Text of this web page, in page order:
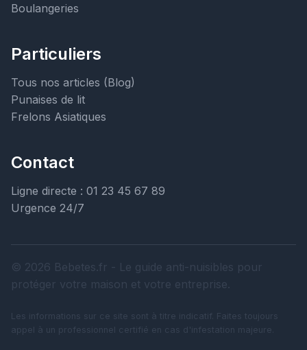
Boulangeries
Particuliers
Tous nos articles (Blog)
Punaises de lit
Frelons Asiatiques
Contact
Ligne directe : 01 23 45 67 89
Urgence 24/7
© 2026 Bebetes.fr - Le guide anti-nuisibles pour
protéger votre maison et votre entreprise.
Les informations sur ce site sont à titre indicatif. Faites toujours
appel à un professionnel certifié en cas d'infestation majeure.